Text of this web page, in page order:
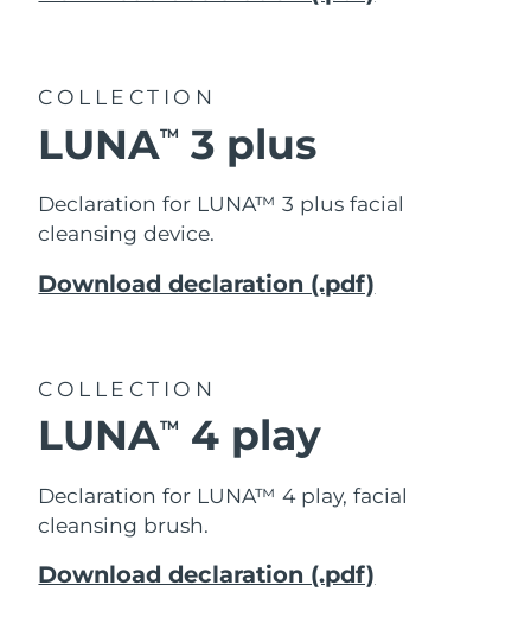
COLLECTION
LUNATM 3 plus
Declaration for LUNA™ 3 plus facial
cleansing device.
Download declaration (.pdf)
COLLECTION
LUNATM 4 play
Declaration for LUNA™ 4 play, facial
cleansing brush.
Download declaration (.pdf)